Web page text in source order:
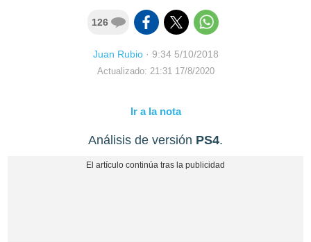
126
Juan Rubio· 9:34 5/10/2018
Actualizado: 21:31 17/8/2020
Ir a la nota
Análisis de versión PS4.